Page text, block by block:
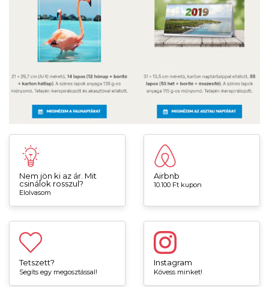
Nem jön ki az ár. Mit
csinálok rosszul?
Elolvasom
Airbnb
10.100 Ft kupon
Tetszett?
Segíts egy megosztással!
Instagram
Kövess minket!